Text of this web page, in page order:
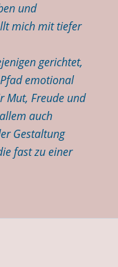
und
mich mit tiefer
gerichtet,
emotional
Mut, Freude und
auch
Gestaltung
fast zu einer